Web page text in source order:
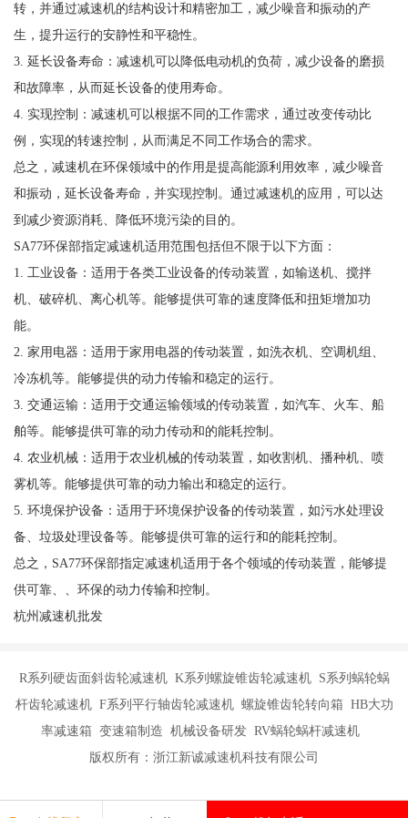
转，并通过减速机的结构设计和精密加工，减少噪音和振动的产
生，提升运行的安静性和平稳性。
3. 延长设备寿命：减速机可以降低电动机的负荷，减少设备的磨损
和故障率，从而延长设备的使用寿命。
4. 实现控制：减速机可以根据不同的工作需求，通过改变传动比
例，实现的转速控制，从而满足不同工作场合的需求。
总之，减速机在环保领域中的作用是提高能源利用效率，减少噪音
和振动，延长设备寿命，并实现控制。通过减速机的应用，可以达
到减少资源消耗、降低环境污染的目的。
SA77环保部指定减速机适用范围包括但不限于以下方面：
1. 工业设备：适用于各类工业设备的传动装置，如输送机、搅拌
机、破碎机、离心机等。能够提供可靠的速度降低和扭矩增加功
能。
2. 家用电器：适用于家用电器的传动装置，如洗衣机、空调机组、
冷冻机等。能够提供的动力传输和稳定的运行。
3. 交通运输：适用于交通运输领域的传动装置，如汽车、火车、船
舶等。能够提供可靠的动力传动和的能耗控制。
4. 农业机械：适用于农业机械的传动装置，如收割机、播种机、喷
雾机等。能够提供可靠的动力输出和稳定的运行。
5. 环境保护设备：适用于环境保护设备的传动装置，如污水处理设
备、垃圾处理设备等。能够提供可靠的运行和的能耗控制。
总之，SA77环保部指定减速机适用于各个领域的传动装置，能够提
供可靠、、环保的动力传输和控制。
杭州减速机批发
R系列硬齿面斜齿轮减速机 K系列螺旋锥齿轮减速机 S系列蜗轮蜗
杆齿轮减速机 F系列平行轴齿轮减速机 螺旋锥齿轮转向箱 HB大功
率减速箱 变速箱制造 机械设备研发 RV蜗轮蜗杆减速机
版权所有：浙江新诚减速机科技有限公司